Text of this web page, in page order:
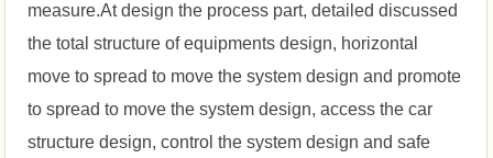
measure.At design the process part, detailed discussed
the total structure of equipments design, horizontal
move to spread to move the system design and promote
to spread to move the system design, access the car
structure design, control the system design and safe